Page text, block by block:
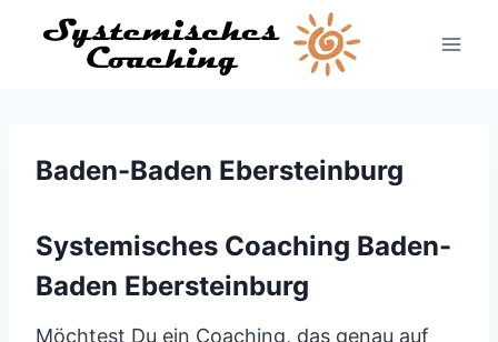
Inhalt
Baden-Baden Ebersteinburg
Systemisches Coaching Baden-
Baden Ebersteinburg
Möchtest Du ein Coaching, das genau auf